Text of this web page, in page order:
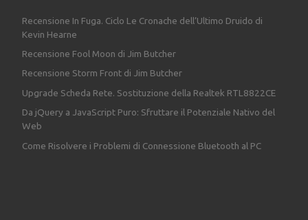
Recensione In Fuga. Ciclo Le Cronache dell’Ultimo Druido di
Kevin Hearne
Recensione Fool Moon di Jim Butcher
Recensione Storm Front di Jim Butcher
Upgrade Scheda Rete. Sostituzione della Realtek RTL8822CE
Da jQuery a JavaScript Puro: Sfruttare il Potenziale Nativo del
Web
Come Risolvere i Problemi di Connessione Bluetooth al PC